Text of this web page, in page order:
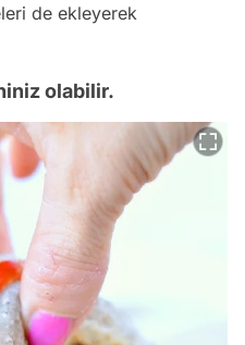
de ekleyerek
olabilir.